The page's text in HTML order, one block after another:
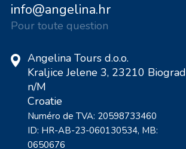
info@angelina.hr
Pour toute question
Angelina Tours d.o.o.
Kraljice Jelene 3, 23210 Biograd
n/M
Croatie
Numéro de TVA: 20598733460
ID: HR-AB-23-060130534, MB:
0650676